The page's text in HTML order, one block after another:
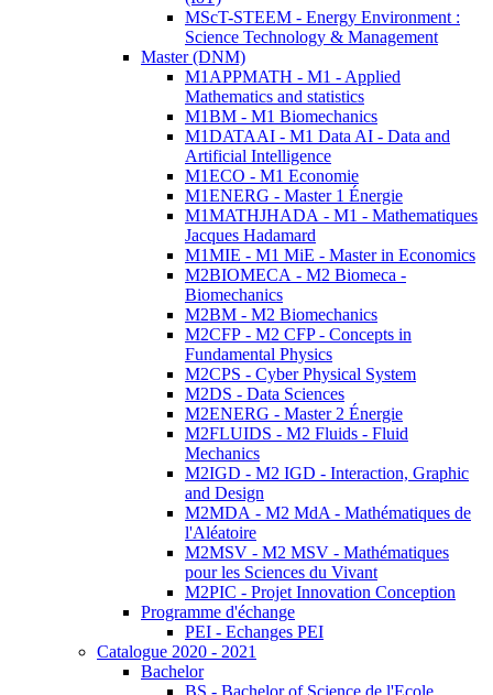
MScT-STEEM - Energy Environment :
Science Technology & Management
Master (DNM)
M1APPMATH - M1 - Applied
Mathematics and statistics
M1BM - M1 Biomechanics
M1DATAAI - M1 Data AI - Data and
Artificial Intelligence
M1ECO - M1 Economie
M1ENERG - Master 1 Énergie
M1MATHJHADA - M1 - Mathematiques
Jacques Hadamard
M1MIE - M1 MiE - Master in Economics
M2BIOMECA - M2 Biomeca -
Biomechanics
M2BM - M2 Biomechanics
M2CFP - M2 CFP - Concepts in
Fundamental Physics
M2CPS - Cyber Physical System
M2DS - Data Sciences
M2ENERG - Master 2 Énergie
M2FLUIDS - M2 Fluids - Fluid
Mechanics
M2IGD - M2 IGD - Interaction, Graphic
and Design
M2MDA - M2 MdA - Mathématiques de
l'Aléatoire
M2MSV - M2 MSV - Mathématiques
pour les Sciences du Vivant
M2PIC - Projet Innovation Conception
Programme d'échange
PEI - Echanges PEI
Catalogue 2020 - 2021
Bachelor
BS - Bachelor of Science de l'Ecole